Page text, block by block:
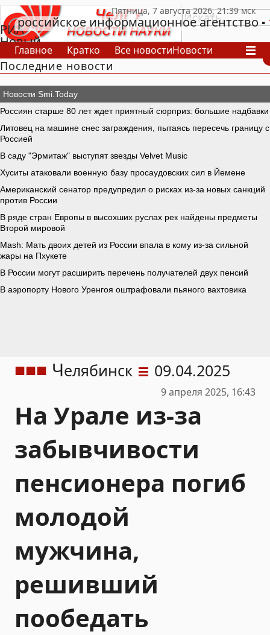
РИА
Новый
День
российское информационное агентство
Главное Кратко Все новостиНовости
В России
В мире
СпецпроектыПроекты Архив
Последние новости
Челябинск 09.04.2025
9 апреля 2025, 16:43
На Урале из-за
забывчивости
пенсионера погиб
молодой
мужчина,
решивший
пообедать